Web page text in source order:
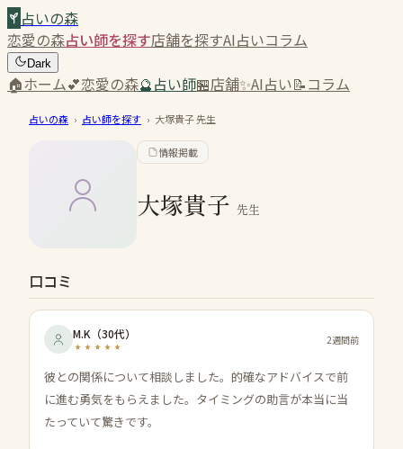
占いの森
恋愛の森占い師を探す店舗を探すAI占いコラム
Dark
🏠ホーム💕恋愛の森🔮占い師🏪店舗✨AI占い📝コラム
占いの森 › 占い師を探す › 大塚貴子先生
情報掲載
大塚貴子 先生
口コミ
M.K （30代） 2週間前
彼との関係について相談しました。的確なアドバイスで前
に進む勇気をもらえました。タイミングの助言が本当に当
たっていて驚きです。